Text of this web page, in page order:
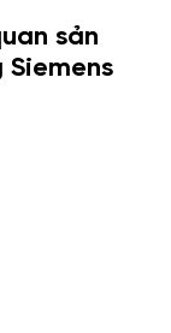
sản